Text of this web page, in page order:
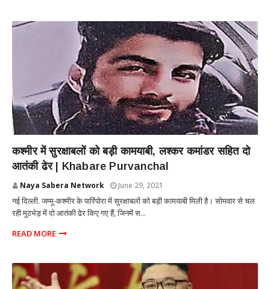
कश्मीर में सुरक्षाबलों को बड़ी कामयाबी, लश्कर कमांडर सहित दो
आतंकी ढेर | Khabare Purvanchal
Naya Sabera Network June 29, 2021
नई दिल्ली. जम्मू-कश्मीर के पारिंपोरा में सुरक्षाबलों को बड़ी कामयाबी मिली है। सोमवार से चल
रही मुठभेड़ में दो आतंकी ढेर किए गए हैं, जिनमें स...
READ MORE